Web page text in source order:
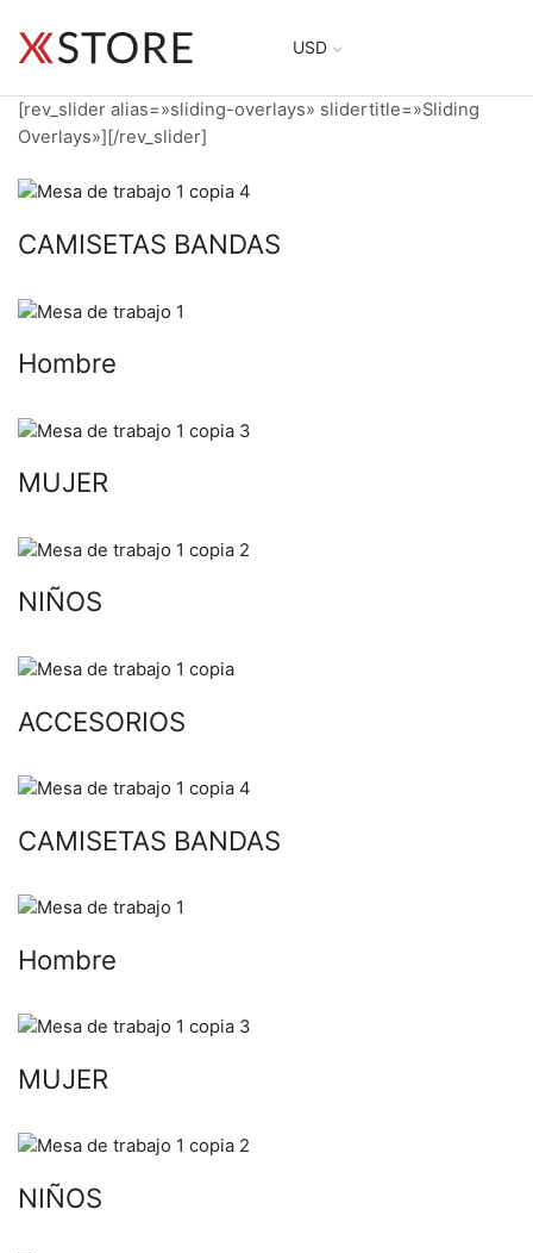
USD
[rev_slider alias=»sliding-overlays» slidertitle=»Sliding
Overlays»][/rev_slider]
CAMISETAS BANDAS
Hombre
MUJER
NIÑOS
ACCESORIOS
CAMISETAS BANDAS
Hombre
MUJER
NIÑOS